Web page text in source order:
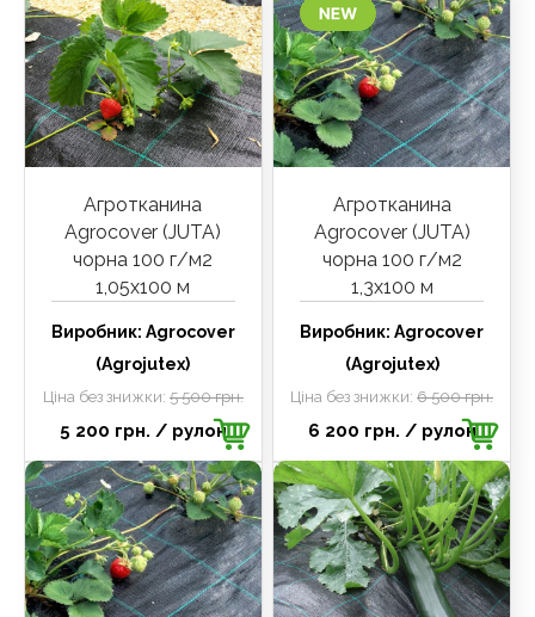
Агротканина
Agrocover (JUTA)
чорна 100 г/м2
1,05х100 м
Виробник: Agrocover
(Agrojutex)
Ціна без знижки: 5 500 грн.
5 200 грн. / рулон
Агротканина
Agrocover (JUTA)
чорна 100 г/м2
1,3х100 м
Виробник:Agrocover
(Agrojutex)
Ціна без знижки:6 500 грн.
6 200 грн. / рулон